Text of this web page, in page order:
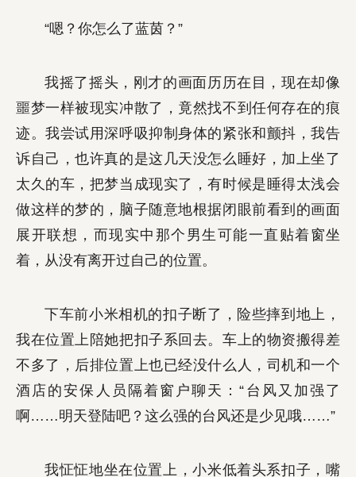
“嗯？你怎么了蓝茵？”
我摇了摇头，刚才的画面历历在目，现在却像
噩梦一样被现实冲散了，竟然找不到任何存在的痕
迹。我尝试用深呼吸抑制身体的紧张和颤抖，我告
诉自己，也许真的是这几天没怎么睡好，加上坐了
太久的车，把梦当成现实了，有时候是睡得太浅会
做这样的梦的，脑子随意地根据闭眼前看到的画面
展开联想，而现实中那个男生可能一直贴着窗坐
着，从没有离开过自己的位置。
下车前小米相机的扣子断了，险些摔到地上，
我在位置上陪她把扣子系回去。车上的物资搬得差
不多了，后排位置上也已经没什么人，司机和一个
酒店的安保人员隔着窗户聊天：“台风又加强了
啊……明天登陆吧？这么强的台风还是少见哦……”
我怔怔地坐在位置上，小米低着头系扣子，嘴